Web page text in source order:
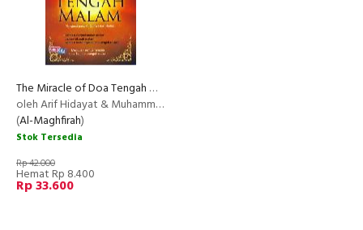
The Miracle of Doa Tengah Malam
oleh Arif Hidayat & Muhammad Taufik
(Al-Maghfirah)
Stok Tersedia
Rp 42.000
Hemat Rp 8.400
Rp 33.600